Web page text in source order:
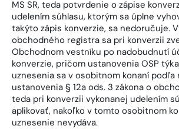
MS SR, teda potvrdenie o zápise
udelením súhlasu, ktorým sa úplne
takýto zápis konverzie, sa nedoručuje.
obchodného registra sa pri konverzii
Obchodnom vestníku po nadobudnutí
konverzie, pričom ustanovenia OSP
uznesenia sa v osobitnom konaní podľa
ustanovenia § 12a ods. 3 zákona o
teda pri konverzii vykonanej udelením
aplikovať, nakoľko v tomto osobitnom
uznesenie nevydáva.